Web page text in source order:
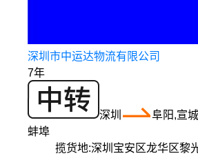
深圳市中运达物流有限公司
7年
深圳
阜阳,宣
蚌埠
揽货地:深圳宝安区龙华区黎